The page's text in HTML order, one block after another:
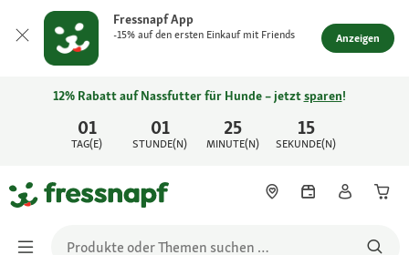
Fressnapf App
-15% auf den ersten Einkauf mit Friends Anzeigen
01
TAG(E)
01
STUNDE(N)
25
MINUTE(N)
15
SEKUNDE(N)
12% Rabatt auf Nassfutter für Hunde – jetztsparen!